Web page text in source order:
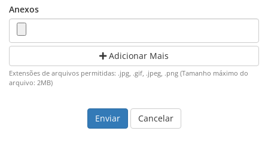
Anexos
Adicionar Mais
Extensões de arquivos permitidas: .jpg, .gif, .jpeg, .png (Tamanho máximo do
arquivo: 2MB)
Cancelar